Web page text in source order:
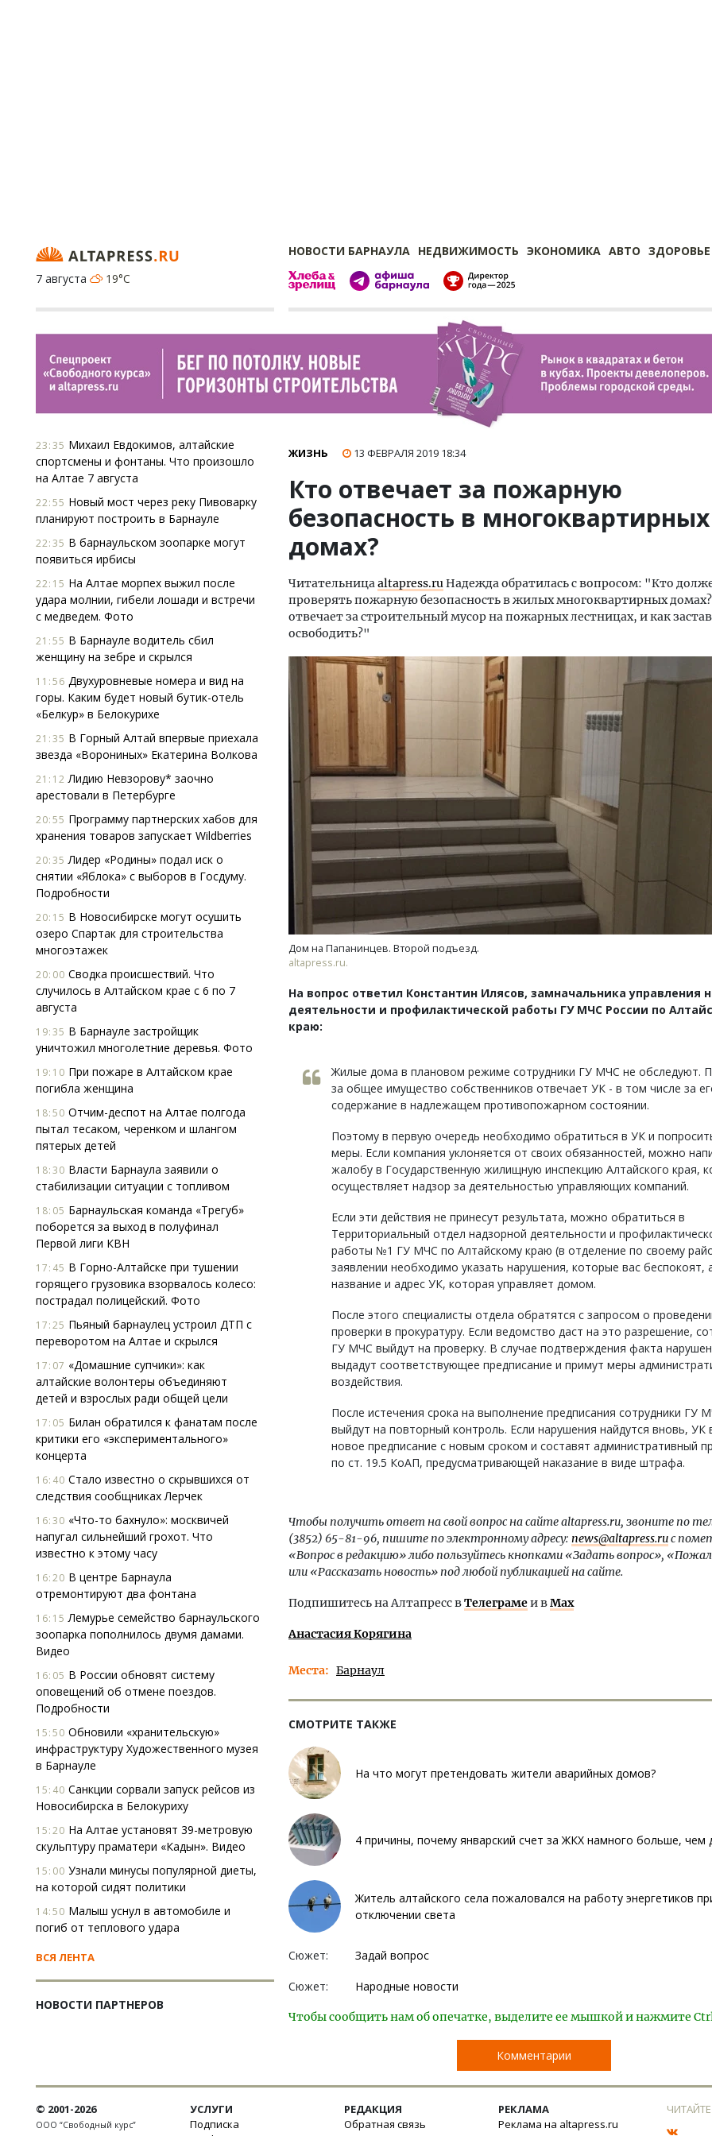
НОВОСТИ БАРНАУЛА НЕДВИЖИМОСТЬ ЭКОНОМИКА АВТО ЗДОРОВЬЕ
7 августа
19°C
23:35 Михаил Евдокимов, алтайские
спортсмены и фонтаны. Что произошло
на Алтае 7 августа
22:55 Новый мост через реку Пивоварку
планируют построить в Барнауле
22:35 В барнаульском зоопарке могут
появиться ирбисы
22:15 На Алтае морпех выжил после
удара молнии, гибели лошади и встречи
с медведем. Фото
21:55 В Барнауле водитель сбил
женщину на зебре и скрылся
11:56 Двухуровневые номера и вид на
горы. Каким будет новый бутик-отель
«Белкур» в Белокурихе
21:35 В Горный Алтай впервые приехала
звезда «Ворониных» Екатерина Волкова
21:12 Лидию Невзорову* заочно
арестовали в Петербурге
20:55 Программу партнерских хабов для
хранения товаров запускает Wildberries
20:35 Лидер «Родины» подал иск о
снятии «Яблока» с выборов в Госдуму.
Подробности
20:15 В Новосибирске могут осушить
озеро Спартак для строительства
многоэтажек
20:00 Сводка происшествий. Что
случилось в Алтайском крае с 6 по 7
августа
19:35 В Барнауле застройщик
уничтожил многолетние деревья. Фото
19:10 При пожаре в Алтайском крае
погибла женщина
18:50 Отчим-деспот на Алтае полгода
пытал тесаком, черенком и шлангом
пятерых детей
18:30 Власти Барнаула заявили о
стабилизации ситуации с топливом
18:05 Барнаульская команда «Трегуб»
поборется за выход в полуфинал
Первой лиги КВН
17:45 В Горно-Алтайске при тушении
горящего грузовика взорвалось колесо:
пострадал полицейский. Фото
17:25 Пьяный барнаулец устроил ДТП с
переворотом на Алтае и скрылся
17:07 «Домашние супчики»: как
алтайские волонтеры объединяют
детей и взрослых ради общей цели
17:05 Билан обратился к фанатам после
критики его «экспериментального»
концерта
16:40 Стало известно о скрывшихся от
следствия сообщниках Лерчек
16:30 «Что-то бахнуло»: москвичей
напугал сильнейший грохот. Что
известно к этому часу
16:20 В центре Барнаула
отремонтируют два фонтана
16:15 Лемурье семейство барнаульского
зоопарка пополнилось двумя дамами.
Видео
16:05 В России обновят систему
оповещений об отмене поездов.
Подробности
15:50 Обновили «хранительскую»
инфраструктуру Художественного музея
в Барнауле
15:40 Санкции сорвали запуск рейсов из
Новосибирска в Белокуриху
15:20 На Алтае установят 39-метровую
скульптуру праматери «Кадын». Видео
15:00 Узнали минусы популярной диеты,
на которой сидят политики
14:50 Малыш уснул в автомобиле и
погиб от теплового удара
ВСЯ ЛЕНТА
НОВОСТИ ПАРТНЕРОВ
ЖИЗНЬ 13 ФЕВРАЛЯ 2019 18:34
Кто отвечает за пожарную
безопасность в многоквартирных
домах?
Читательницаaltapress.ruНадежда обратилась с вопросом: "Кто
проверять пожарную безопасность в жилых многоквартирных
отвечает за строительный мусор на пожарных лестницах, и как
освободить?"
Дом на Папанинцев. Второй подъезд.
altapress.ru.
На вопрос ответил Константин Илясов, замначальника управления
деятельности и профилактической работы ГУ МЧС России по
краю:
Жилые дома в плановом режиме сотрудники ГУ МЧС не обследуют.
за общее имущество собственников отвечает УК - в том числе за
содержание в надлежащем противопожарном состоянии.
Поэтому в первую очередь необходимо обратиться в УК и
меры. Если компания уклоняется от своих обязанностей, можно
жалобу в Государственную жилищную инспекцию Алтайского края,
осуществляет надзор за деятельностью управляющих компаний.
Если эти действия не принесут результата, можно обратиться в
Территориальный отдел надзорной деятельности и
работы №1 ГУ МЧС по Алтайскому краю (в отделение по своему
заявлении необходимо указать нарушения, которые вас беспокоят,
название и адрес УК, которая управляет домом.
После этого специалисты отдела обратятся с запросом о
проверки в прокуратуру. Если ведомство даст на это разрешение,
ГУ МЧС выйдут на проверку. В случае подтверждения факта
выдадут соответствующее предписание и примут меры
воздействия.
После истечения срока на выполнение предписания сотрудники ГУ
выйдут на повторный контроль. Если нарушения найдутся вновь, УК
новое предписание с новым сроком и составят административный
по ст. 19.5 КоАП, предусматривающей наказание в виде штрафа.
Чтобы получить ответ на свой вопрос на сайте altapress.ru, звоните по
(3852) 65-81-96, пишите по электронному адресу: news@altapress.ruс
«Вопрос в редакцию» либо пользуйтесь кнопками «Задать вопрос»,
или «Рассказать новость» под любой публикацией на сайте.
Подпишитесь на Алтапресс вТелеграмеи вMax
Анастасия Корягина
Места Барнаул
СМОТРИТЕ ТАКЖЕ
На что могут претендовать жители аварийных домов?
4 причины, почему январский счет за ЖКХ намного больше, чем
Житель алтайского села пожаловался на работу энергетиков
отключении света
Сюжет: Задай вопрос
Сюжет: Народные новости
Чтобы сообщить нам об опечатке, выделите ее мышкой и нажмите
Комментарии
Смелость архитектурных идей.
Генеральный директор компании
ЗИАС — об эстетике городов,
трендах в фасадах и развитии рынка
СТРОИТЕЛЬСТВО
«Жилищной инициативы»
Гатилов — о том, как
оставаться на плаву,
штормит
СТРОИТЕЛЬСТВО
© 2001-2026
ООО “Свободный курс”
УСЛУГИ
Подписка
РЕДАКЦИЯ
Обратная связь
РЕКЛАМА
Реклама на altapress.ru